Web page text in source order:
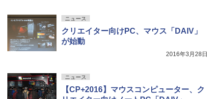
ニュース
クリエイター向けPC、マウス「DAIV」
が始動
2016年3月28日
ニュース
【CP+2016】マウスコンピューター、ク